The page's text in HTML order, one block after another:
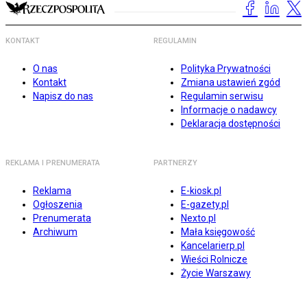
KONTAKT
O nas
Kontakt
Napisz do nas
REGULAMIN
Polityka Prywatności
Zmiana ustawień zgód
Regulamin serwisu
Informacje o nadawcy
Deklaracja dostępności
REKLAMA I PRENUMERATA
Reklama
Ogłoszenia
Prenumerata
Archiwum
PARTNERZY
E-kiosk.pl
E-gazety.pl
Nexto.pl
Mała księgowość
Kancelarierp.pl
Wieści Rolnicze
Życie Warszawy